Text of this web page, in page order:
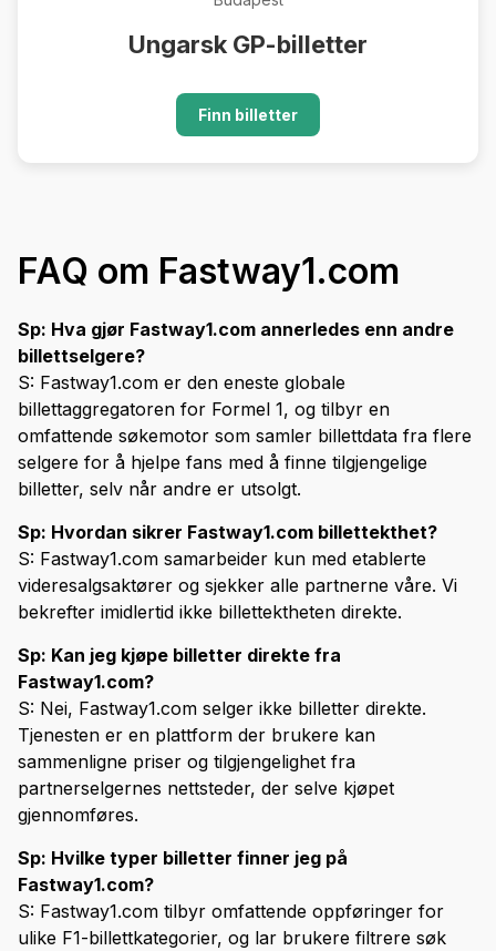
Ungarsk GP-billetter
Finn billetter
FAQ om Fastway1.com
Sp: Hva gjør Fastway1.com annerledes enn andre
billettselgere?
S: Fastway1.com er den eneste globale
billettaggregatoren for Formel 1, og tilbyr en
omfattende søkemotor som samler billettdata fra flere
selgere for å hjelpe fans med å finne tilgjengelige
billetter, selv når andre er utsolgt.
Sp: Hvordan sikrer Fastway1.com billettekthet?
S: Fastway1.com samarbeider kun med etablerte
videresalgsaktører og sjekker alle partnerne våre. Vi
bekrefter imidlertid ikke billettektheten direkte.
Sp: Kan jeg kjøpe billetter direkte fra
Fastway1.com?
S: Nei, Fastway1.com selger ikke billetter direkte.
Tjenesten er en plattform der brukere kan
sammenligne priser og tilgjengelighet fra
partnerselgernes nettsteder, der selve kjøpet
gjennomføres.
Sp: Hvilke typer billetter finner jeg på
Fastway1.com?
S: Fastway1.com tilbyr omfattende oppføringer for
ulike F1-billettkategorier, og lar brukere filtrere søk